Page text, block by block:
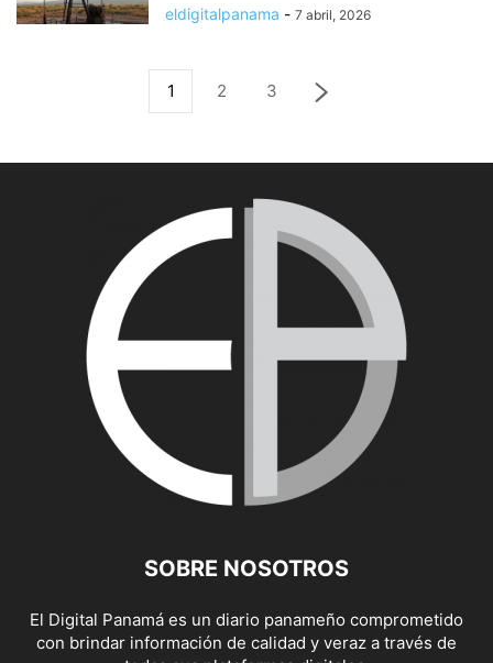
eldigitalpanama - 7 abril, 2026
1 2 3
SOBRE NOSOTROS
El Digital Panamá es un diario panameño comprometido
con brindar información de calidad y veraz a través de